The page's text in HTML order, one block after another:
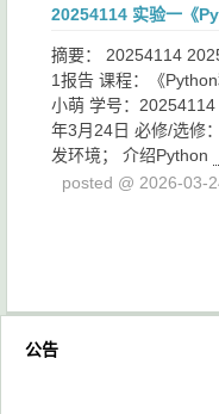
20254114 实验一《
摘要： 20254114
1报告 课程：《
小萌 学号：
年3月24日 必修/选修
发环境； 介绍Python
posted @ 2026-03-
公告